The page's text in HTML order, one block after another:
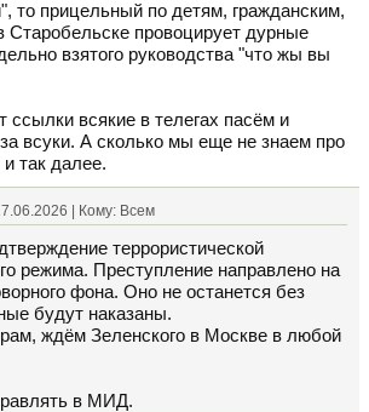
то прицельный по детям, гражданским,
Старобельске провоцирует дурные
взятого руководства "что жы вы
ссылки всякие в телегах пасём и
всуки. А сколько мы еще не знаем про
так далее.
| Кому: Всем
террористической
режима. Преступление направлено на
фона. Оно не останется без
будут наказаны.
ждём Зеленского в Москве в любой
в МИД.